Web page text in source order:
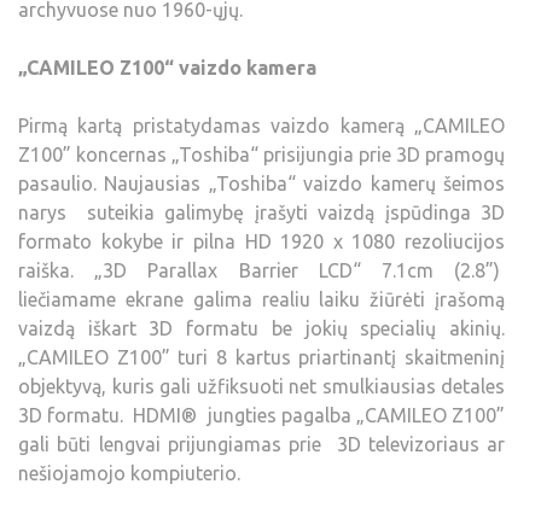
archyvuose nuo 1960-ųjų.
„CAMILEO Z100“ vaizdo kamera
Pirmą kartą pristatydamas vaizdo kamerą „CAMILEO
Z100” koncernas „Toshiba“ prisijungia prie 3D pramogų
pasaulio. Naujausias „Toshiba“ vaizdo kamerų šeimos
narys suteikia galimybę įrašyti vaizdą įspūdinga 3D
formato kokybe ir pilna HD 1920 x 1080 rezoliucijos
raiška. „3D Parallax Barrier LCD“ 7.1cm (2.8”)
liečiamame ekrane galima realiu laiku žiūrėti įrašomą
vaizdą iškart 3D formatu be jokių specialių akinių.
„CAMILEO Z100” turi 8 kartus priartinantį skaitmeninį
objektyvą, kuris gali užfiksuoti net smulkiausias detales
3D formatu. HDMI® jungties pagalba „CAMILEO Z100”
gali būti lengvai prijungiamas prie 3D televizoriaus ar
nešiojamojo kompiuterio.